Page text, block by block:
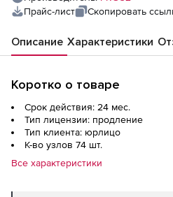
Прайс-лист
Скопировать
Описание Характеристики
Коротко о товаре
Срок действия: 24 мес.
Тип лицензии: продление
Тип клиента: юрлицо
К-во узлов 74 шт.
Все характеристики